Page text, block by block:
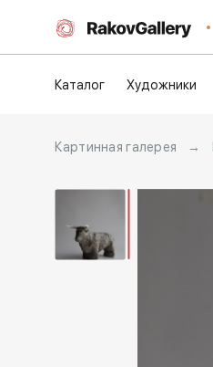
Каталог Художники
Картинная галерея →